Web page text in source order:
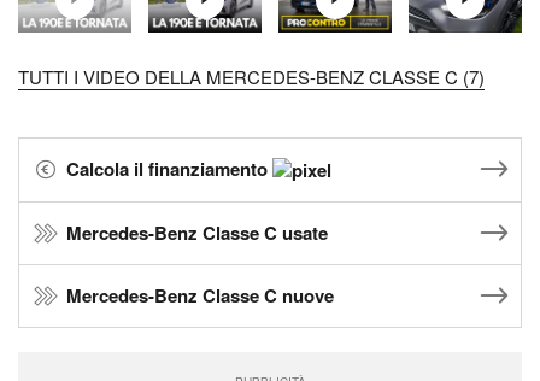
TUTTI I VIDEO DELLA MERCEDES-BENZ CLASSE C (7)
Calcola il finanziamento
Mercedes-Benz Classe C usate
Mercedes-Benz Classe C nuove